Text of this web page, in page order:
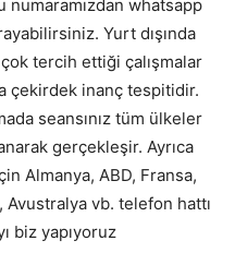
whatsapp
Yurt dışında
çok tercih ettiği çalışmalar
çekirdek inanç tespitidir.
seansınız tüm ülkeler
gerçekleşir. Ayrıca
Almanya, ABD, Fransa,
Avustralya vb. telefon hattı
biz yapıyoruz